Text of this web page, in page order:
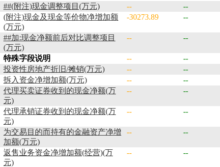
##(附注)现金调整项目(万元)
--
--
(附注)现金及现金等价物净增加额
(万元)
-30273.89 --
##加:现金净额前后对比调整项目
(万元)
-- --
特殊字段说明 --
--
投资性房地产折旧/摊销(万元)
--
--
拆入资金净增加额(万元)
--
--
代理买卖证券收到的现金净额(万
元)
-- --
代理承销证券收到的现金净额(万
元)
-- --
为交易目的而持有的金融资产净增
加额(万元)
-- --
返售业务资金净增加额(经营)(万
元)
-- --